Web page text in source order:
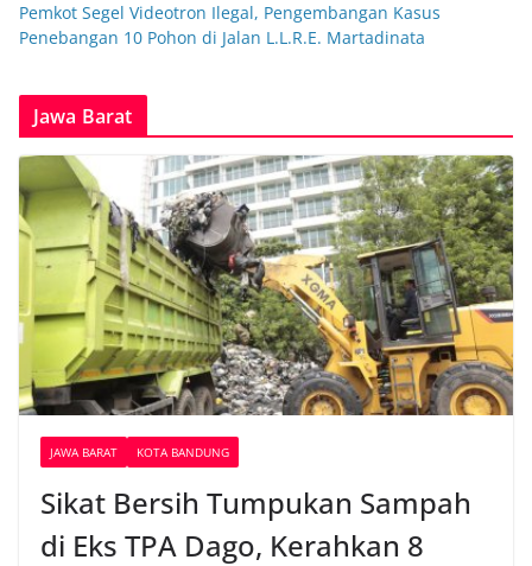
Pemkot Segel Videotron Ilegal, Pengembangan Kasus
Penebangan 10 Pohon di Jalan L.L.R.E. Martadinata
Jawa Barat
JAWA BARAT KOTA BANDUNG
Sikat Bersih Tumpukan Sampah
di Eks TPA Dago, Kerahkan 8